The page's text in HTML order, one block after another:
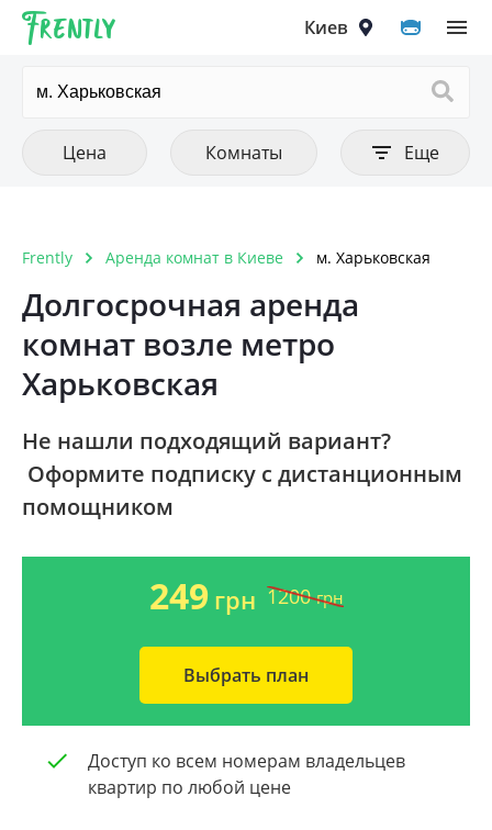
Frently Киев
Выберите город
Киев
Петропавловская Борщаговка
Софиевская Борщаговка
Крюковщина
Чайки
Цена
Цена Очистить все
Цена от
Комнаты
Количество комнат Очистить
1 комнатная
5 комнатная и больше
Еще
Фильтры Очистить все
Тип аренды
Тип постройки Очистить
Дореволюционный
Панелька
Хрущовка
Кирпичный старого образца
Дом 1990-1999 года
От 40
Frently Аренда комнат в Киеве м. Харьковская
Долгосрочная аренда
комнат возле метро
Харьковская
Не нашли подходящий вариант?
Оформите подписку с дистанционным
помощником
249 грн 1200 грн
Выбрать план
Доступ ко всем номерам владельцев
квартир по любой цене